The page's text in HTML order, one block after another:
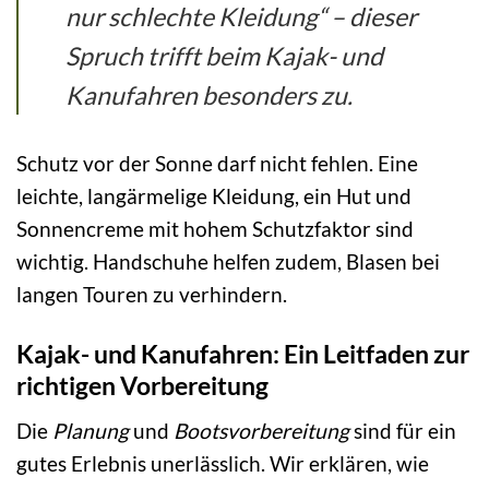
nur schlechte Kleidung“ – dieser
Spruch trifft beim Kajak- und
Kanufahren besonders zu.
Schutz vor der Sonne darf nicht fehlen. Eine
leichte, langärmelige Kleidung, ein Hut und
Sonnencreme mit hohem Schutzfaktor sind
wichtig. Handschuhe helfen zudem, Blasen bei
langen Touren zu verhindern.
Kajak- und Kanufahren: Ein Leitfaden zur
richtigen Vorbereitung
Die Planungund Bootsvorbereitungsind für ein
gutes Erlebnis unerlässlich. Wir erklären, wie